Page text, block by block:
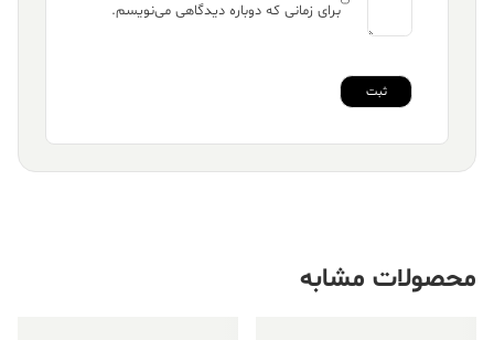
برای زمانی که دوباره دیدگاهی می‌نویسم.
محصولات مشابه